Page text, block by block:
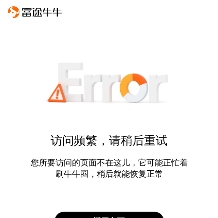
访问频繁，请稍后重试
您所要访问的页面不在这儿，它可能正忙着
刷牛牛圈，稍后就能恢复正常